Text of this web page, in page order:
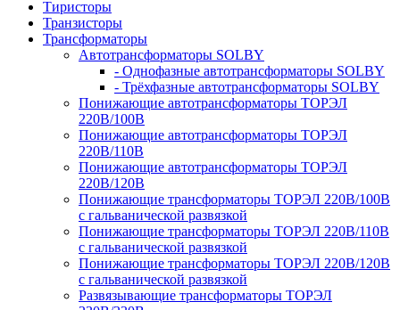
Тиристоры
Транзисторы
Трансформаторы
Автотрансформаторы SOLBY
- Однофазные автотрансформаторы SOLBY
- Трёхфазные автотрансформаторы SOLBY
Понижающие автотрансформаторы ТОРЭЛ
220В/100В
Понижающие автотрансформаторы ТОРЭЛ
220В/110В
Понижающие автотрансформаторы ТОРЭЛ
220В/120В
Понижающие трансформаторы ТОРЭЛ 220В/100В
с гальванической развязкой
Понижающие трансформаторы ТОРЭЛ 220В/110В
с гальванической развязкой
Понижающие трансформаторы ТОРЭЛ 220В/120В
с гальванической развязкой
Развязывающие трансформаторы ТОРЭЛ